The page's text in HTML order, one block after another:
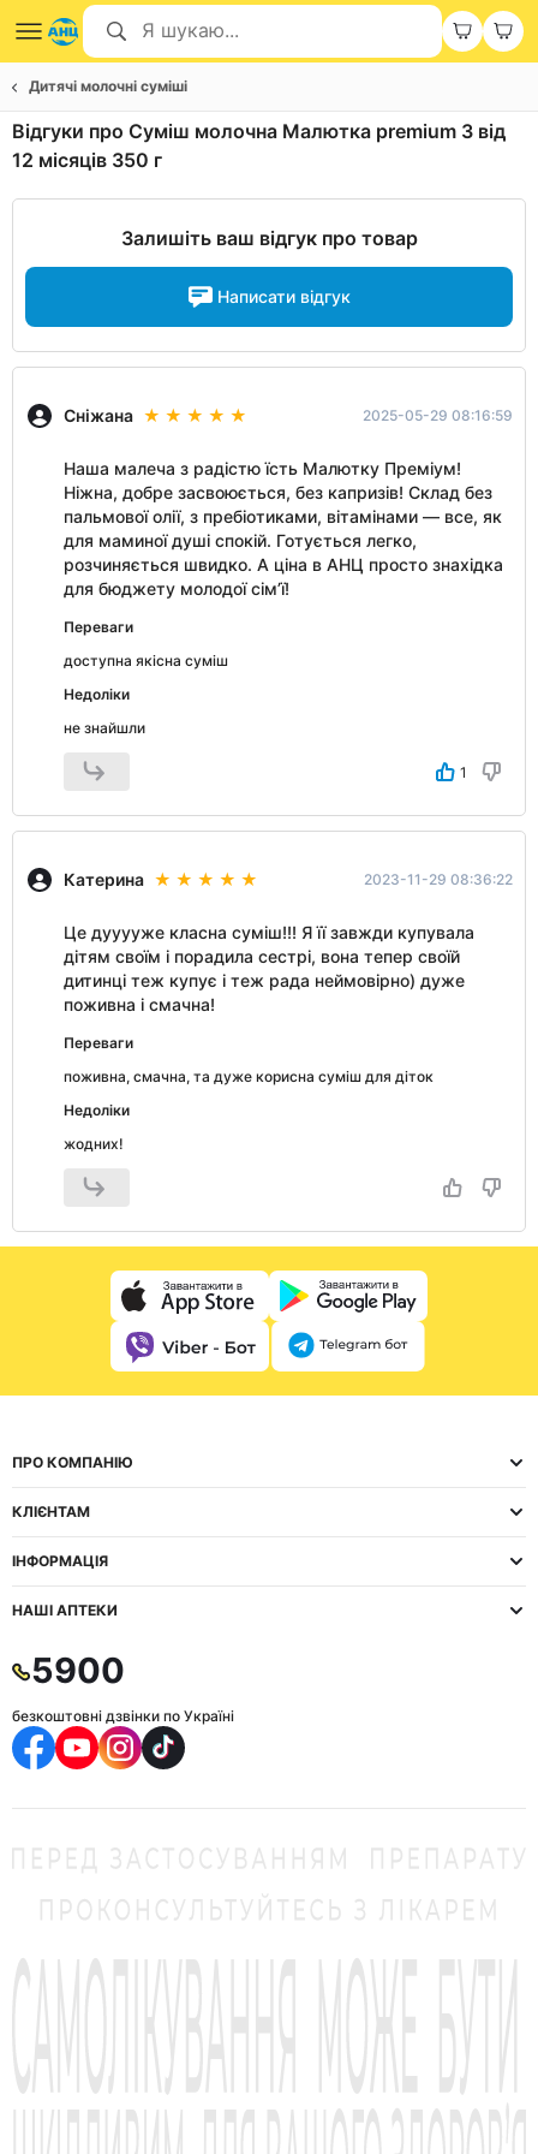
Дитячі молочні суміші
Відгуки про Суміш молочна Малютка premium 3 від
12 місяців 350 г
Залишіть ваш відгук про товар
Написати відгук
Сніжана 2025-05-29 08:16:59
Наша малеча з радістю їсть Малютку Преміум!
Ніжна, добре засвоюється, без капризів! Склад без
пальмової олії, з пребіотиками, вітамінами — все, як
для маминої душі спокій. Готується легко,
розчиняється швидко. А ціна в АНЦ просто знахідка
для бюджету молодої сім’ї!
Переваги
доступна якісна суміш
Недоліки
не знайшли
1
Катерина 2023-11-29 08:36:22
Це дууууже класна суміш!!! Я її завжди купувала
дітям своїм і порадила сестрі, вона тепер своїй
дитинці теж купує і теж рада неймовірно) дуже
поживна і смачна!
Переваги
поживна, смачна, та дуже корисна суміш для діток
Недоліки
жодних!
ПРО КОМПАНІЮ
КЛІЄНТАМ
ІНФОРМАЦІЯ
НАШІ АПТЕКИ
5900
безкоштовні дзвінки по Україні